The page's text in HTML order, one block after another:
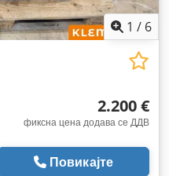
1 / 6
2.200 €
фиксна цена додава се ДДВ
Повикајте